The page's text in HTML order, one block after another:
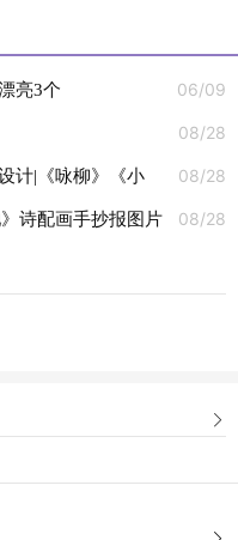
06/09
亮3个
08/28
08/28
计|《咏柳》《小
08/28
诗配画手抄报图片
